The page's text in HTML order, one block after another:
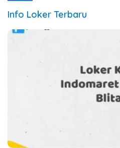
Info Loker Terbaru